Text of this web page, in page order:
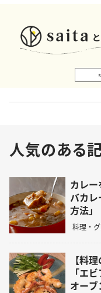
人気のある
カレ
バカ
方法」
料理・
【料
「エ
オー